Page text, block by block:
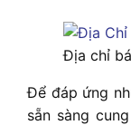
Địa chỉ
Để đáp ứng
sẵn sàng